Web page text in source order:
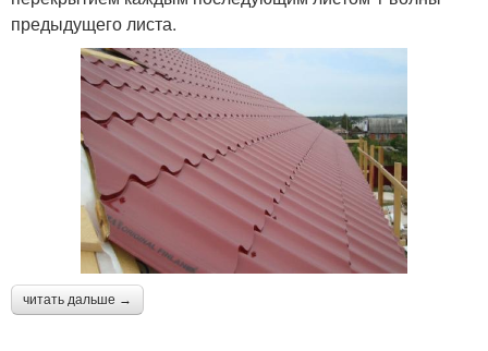
предыдущего листа.
читать дальше →